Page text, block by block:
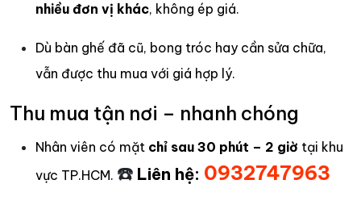
nhiều đơn vị khác, không ép giá.
Dù bàn ghế đã cũ, bong tróc hay cần sửa chữa,
vẫn được thu mua với giá hợp lý.
Thu mua tận nơi – nhanh chóng
Nhân viên có mặt chỉ sau 30 phút – 2 giờ tại khu
vực TP.HCM. ☎️ Liên hệ: 0932747963